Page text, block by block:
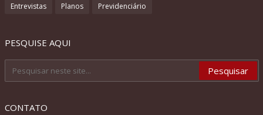
Entrevistas
Planos Previdenciário
PESQUISE AQUI
CONTATO